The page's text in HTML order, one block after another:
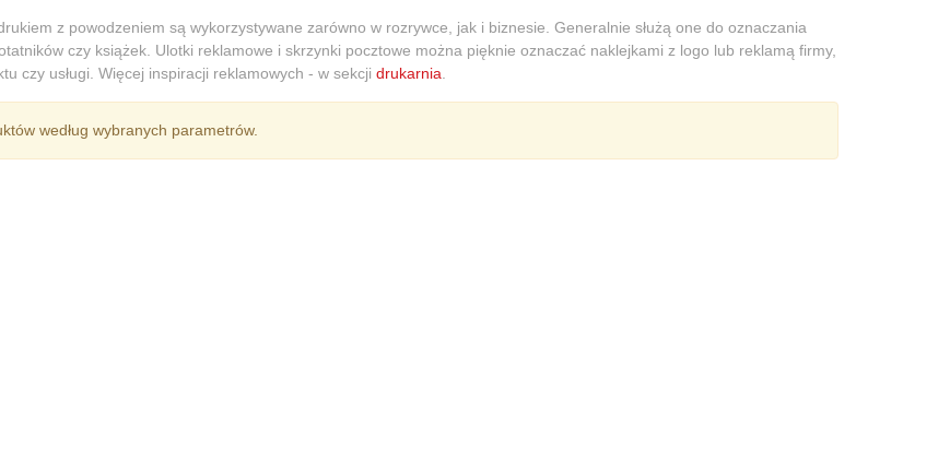
z powodzeniem są wykorzystywane zarówno w rozrywce, jak i biznesie. Generalnie służą one do oznaczania
czy książek. Ulotki reklamowe i skrzynki pocztowe można pięknie oznaczać naklejkami z logo lub reklamą firmy,
czy usługi. Więcej inspiracji reklamowych - w sekcji drukarnia
według wybranych parametrów.
zł